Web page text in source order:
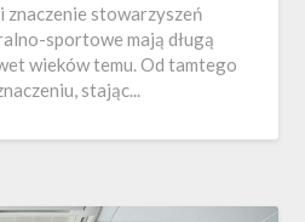
stowarzyszeń
sportowe mają długą
wieków temu. Od tamtego
stając...